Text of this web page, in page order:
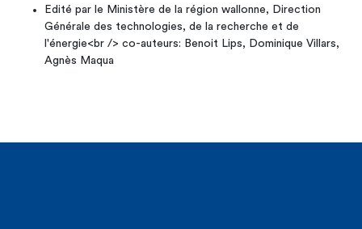
Edité par le Ministère de la région wallonne, Direction
Générale des technologies, de la recherche et de
l'énergie<br /> co-auteurs: Benoit Lips, Dominique Villars,
Agnès Maqua